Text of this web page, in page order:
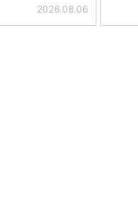
2026.08.06